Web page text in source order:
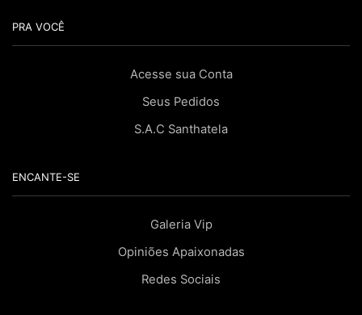
PRA VOCÊ
Acesse sua Conta
Seus Pedidos
S.A.C Santhatela
ENCANTE-SE
Galeria Vip
Opiniões Apaixonadas
Redes Sociais